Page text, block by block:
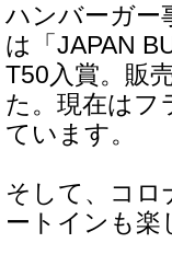
ハンバーガー
は「JAPAN
T50入賞。販
た。現在はフ
ています。
そして、コロ
ートインも楽